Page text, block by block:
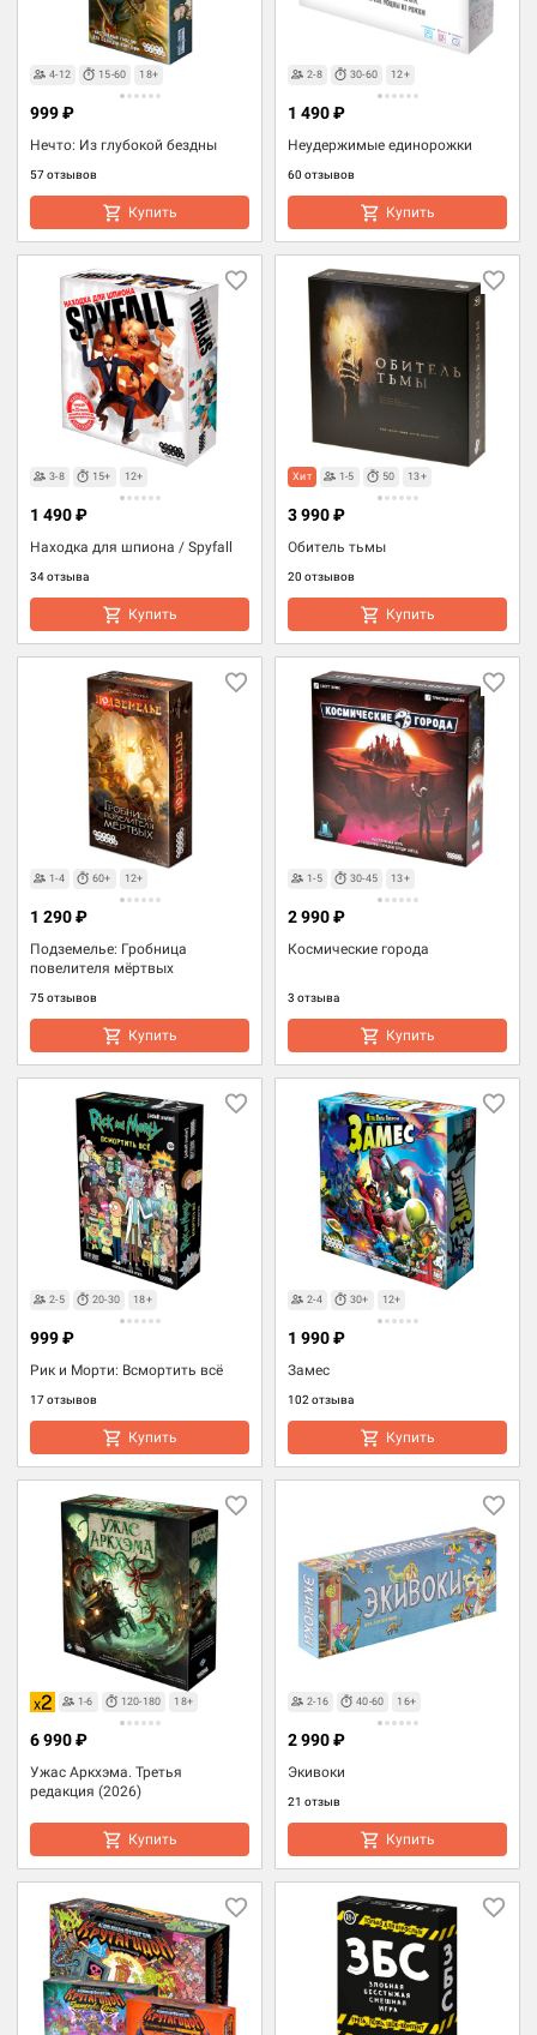
4-12 15-60 18+
Нечто: Из глубокой бездны
57 отзывов
999 ₽
Купить
2-8 30-60 12+
Неудержимые единорожки
60 отзывов
1 490 ₽
Купить
3-8 15+ 12+
Находка для шпиона / Spyfall
34 отзыва
1 490 ₽
Купить
Хит 1-5 50 13+
Обитель тьмы
20 отзывов
3 990 ₽
Купить
1-4 60+ 12+
Подземелье: Гробница
повелителя мёртвых
75 отзывов
1 290 ₽
Купить
1-5 30-45 13+
Космические города
3 отзыва
2 990 ₽
Купить
2-5 20-30 18+
Рик и Морти: Всмортить всё
17 отзывов
999 ₽
Купить
2-4 30+ 12+
Замес
102 отзыва
1 990 ₽
Купить
1-6 120-180 18+
Ужас Аркхэма. Третья
редакция (2026)
6 990 ₽
Купить
2-16 40-60 16+
Экивоки
21 отзыв
2 990 ₽
Купить